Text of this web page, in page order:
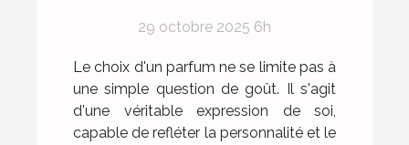
29 octobre 2025 6h
Le choix d'un parfum ne se limite pas à
une simple question de goût. Il s'agit
d'une véritable expression de soi,
capable de refléter la personnalité et le